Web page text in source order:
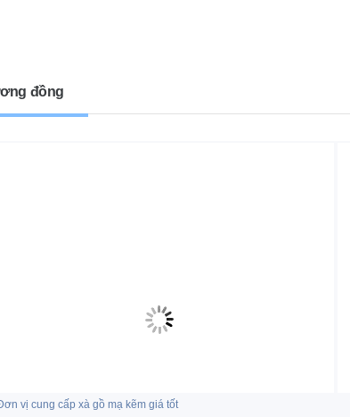
đồng
vị cung cấp xà gồ mạ kẽm giá tốt